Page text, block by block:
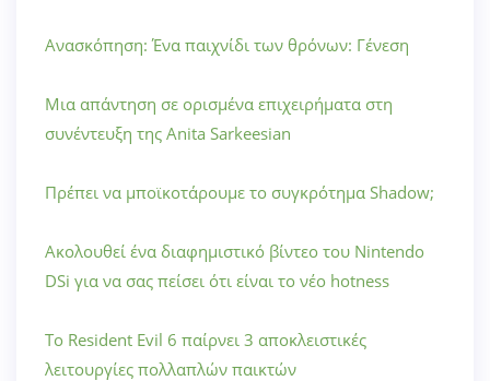
Ανασκόπηση: Ένα παιχνίδι των θρόνων: Γένεση
Μια απάντηση σε ορισμένα επιχειρήματα στη
συνέντευξη της Anita Sarkeesian
Πρέπει να μποϊκοτάρουμε το συγκρότημα Shadow;
Ακολουθεί ένα διαφημιστικό βίντεο του Nintendo
DSi για να σας πείσει ότι είναι το νέο hotness
Το Resident Evil 6 παίρνει 3 αποκλειστικές
λειτουργίες πολλαπλών παικτών